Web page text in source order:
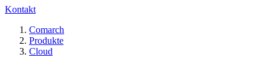
Kontakt
Comarch
Produkte
Cloud